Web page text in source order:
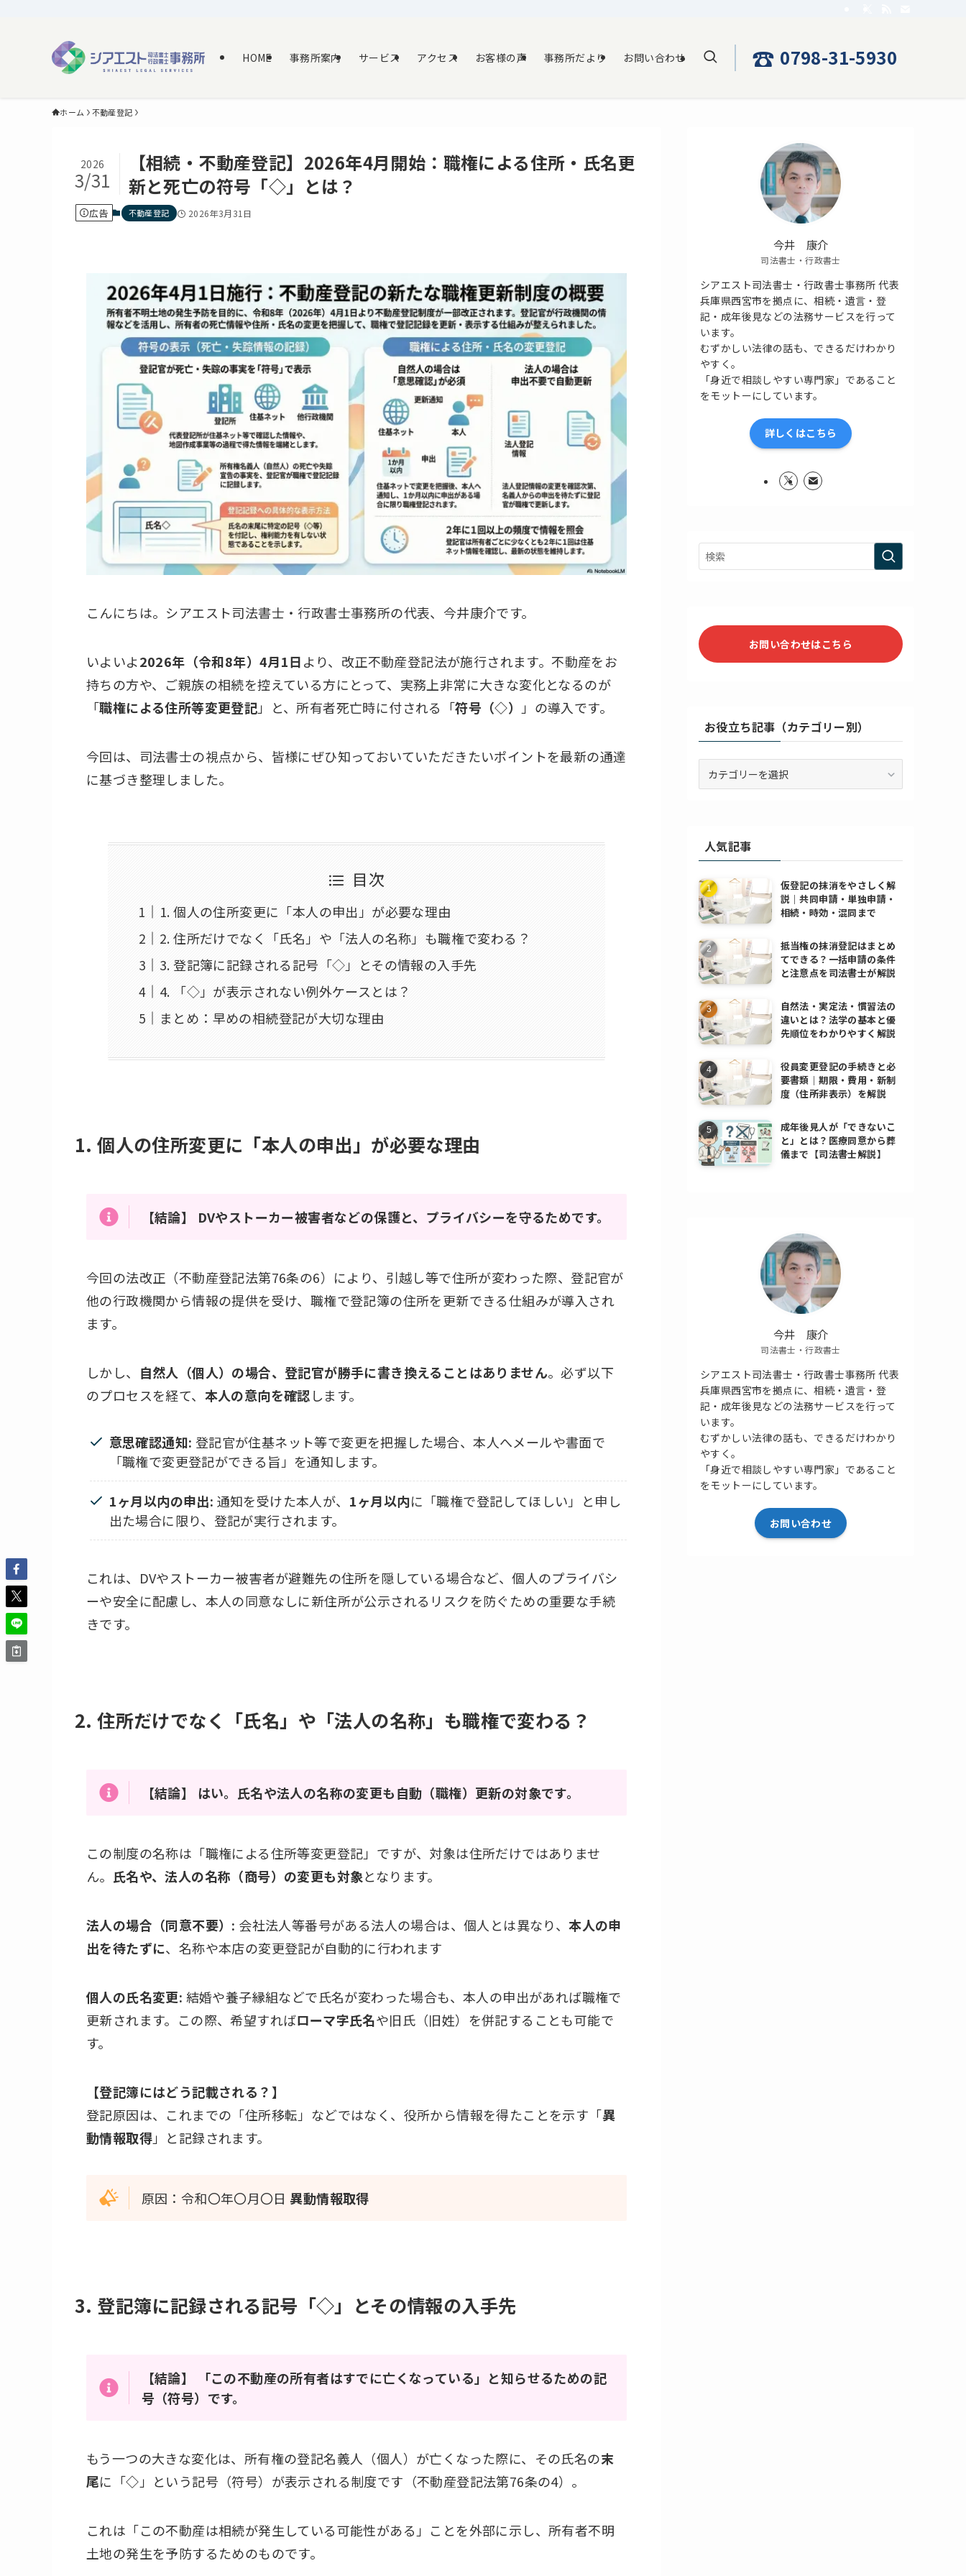
HOME 事務所案内 サービス アクセス お客様の声 事務所だより お問い合わせ ☎ 0798-31-5930
ホーム 不動産登記
【相続・不動産登記】2026年4月開始：職権による住所・氏名更
新と死亡の符号「◇」とは？
2026
3/31
広告 不動産登記 2026年3月31日
こんにちは。シアエスト司法書士・行政書士事務所の代表、今井康介です。
いよいよ2026年（令和8年）4月1日より、改正不動産登記法が施行されます。不動産をお
持ちの方や、ご親族の相続を控えている方にとって、実務上非常に大きな変化となるのが
「職権による住所等変更登記」と、所有者死亡時に付される「符号（◇） 」の導入です。
今回は、司法書士の視点から、皆様にぜひ知っておいていただきたいポイントを最新の通達
に基づき整理しました。
目次
1. 個人の住所変更に「本人の申出」が必要な理由
2. 住所だけでなく「氏名」や「法人の名称」も職権で変わる？
3. 登記簿に記録される記号「◇」とその情報の入手先
4. 「◇」が表示されない例外ケースとは？
まとめ：早めの相続登記が大切な理由
1.個人の住所変更に「本人の申出」が必要な理由
【結論】 DVやストーカー被害者などの保護と、プライバシーを守るためです。
今回の法改正（不動産登記法第76条の6）により、引越し等で住所が変わった際、登記官が
他の行政機関から情報の提供を受け、職権で登記簿の住所を更新できる仕組みが導入され
ます。
しかし、 自然人（個人）の場合、登記官が勝手に書き換えることはありません。必ず以下
のプロセスを経て、 本人の意向を確認します。
意思確認通知: 登記官が住基ネット等で変更を把握した場合、本人へメールや書面で
「職権で変更登記ができる旨」を通知します。
1ヶ月以内の申出: 通知を受けた本人が、 1ヶ月以内に「職権で登記してほしい」と申し
出た場合に限り、登記が実行されます。
これは、DVやストーカー被害者が避難先の住所を隠している場合など、個人のプライバシ
ーや安全に配慮し、本人の同意なしに新住所が公示されるリスクを防ぐための重要な手続
きです。
2.住所だけでなく「氏名」や「法人の名称」も職権で変わる？
【結論】 はい。氏名や法人の名称の変更も自動（職権）更新の対象です。
この制度の名称は「職権による住所等変更登記」ですが、対象は住所だけではありませ
ん。 氏名や、法人の名称（商号）の変更も対象となります。
法人の場合（同意不要）: 会社法人等番号がある法人の場合は、個人とは異なり、本人の申
出を待たずに、名称や本店の変更登記が自動的に行われます
個人の氏名変更: 結婚や養子縁組などで氏名が変わった場合も、本人の申出があれば職権で
更新されます。この際、希望すればローマ字氏名や旧氏（旧姓）を併記することも可能で
す。
【登記簿にはどう記載される？】
登記原因は、これまでの「住所移転」などではなく、役所から情報を得たことを示す「異
動情報取得」と記録されます。
原因：令和〇年〇月〇日異動情報取得
3. 登記簿に記録される記号「◇」とその情報の入手先
【結論】
「この不動産の所有者はすでに亡くなっている」と知らせるための記
号（符号）です。
もう一つの大きな変化は、所有権の登記名義人（個人）が亡くなった際に、その氏名の末
尾に「◇ 」という記号（符号）が表示される制度です（不動産登記法第76条の4）。
これは「この不動産は相続が発生している可能性がある」ことを外部に示し、所有者不明
土地の発生を予防するためのものです。
今井 康介
司法書士・行政書士
シアエスト司法書士・行政書士事務所 代表
兵庫県西宮市を拠点に、相続・遺言・登
記・成年後見などの法務サービスを行って
います。
むずかしい法律の話も、できるだけわかり
やすく。
「身近で相談しやすい専門家」であること
をモットーにしています。
詳しくはこちら
お問い合わせはこちら
お役立ち記事（カテゴリー別）
事
（カ
テ
ゴ
リ
ー
別）
人気記事
仮登記の抹消をやさしく解
説｜共同申請・単独申請・
相続・時効・混同まで
抵当権の抹消登記はまとめ
てできる？一括申請の条件
と注意点を司法書士が解説
自然法・実定法・慣習法の
違いとは？法学の基本と優
先順位をわかりやすく解説
役員変更登記の手続きと必
要書類｜期限・費用・新制
度（住所非表示）を解説
成年後見人が「できないこ
と」とは？医療同意から葬
儀まで【司法書士解説】
今井 康介
司法書士・行政書士
シアエスト司法書士・行政書士事務所 代表
兵庫県西宮市を拠点に、相続・遺言・登
記・成年後見などの法務サービスを行って
います。
むずかしい法律の話も、できるだけわかり
やすく。
「身近で相談しやすい専門家」であること
をモットーにしています。
お問い合わせ